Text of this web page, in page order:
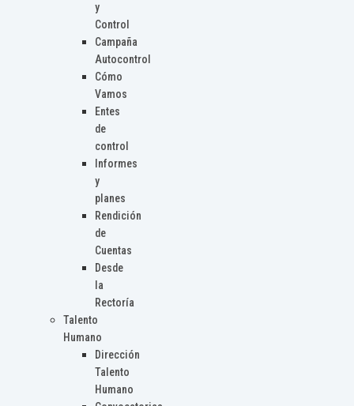
y
Control
Campaña
Autocontrol
Cómo
Vamos
Entes
de
control
Informes
y
planes
Rendición
de
Cuentas
Desde
la
Rectoría
Talento
Humano
Dirección
Talento
Humano